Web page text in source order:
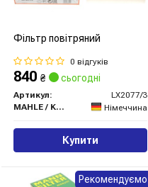
Фільтр повітряний
0 відгуків
840 ₴ сьогодні
Артикул:
LX2077/3
MAHLE / KNECHT
Німеччина
Купити
Рекомендуємо